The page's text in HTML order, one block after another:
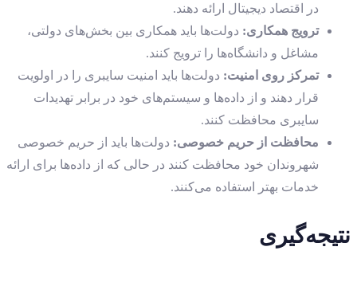
در اقتصاد دیجیتال ارائه دهند.
ترویج همکاری: دولت‌ها باید همکاری بین بخش‌های دولتی،
مشاغل و دانشگاه‌ها را ترویج کنند.
تمرکز روی امنیت: دولت‌ها باید امنیت سایبری را در اولویت
قرار دهند و از داده‌ها و سیستم‌های خود در برابر تهدیدات
سایبری محافظت کنند.
محافظت از حریم خصوصی: دولت‌ها باید از حریم خصوصی
شهروندان خود محافظت کنند در حالی که از داده‌ها برای ارائه
خدمات بهتر استفاده می‌کنند.
نتیجه‌گیری